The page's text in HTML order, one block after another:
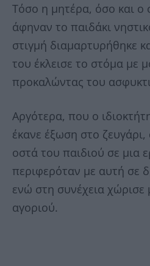
Τόσο η μητέρα, όσο και ο
άφηναν το παιδάκι
στιγμή διαμαρτυρήθηκε
του έκλεισε το στόμα με
προκαλώντας του
Αργότερα, που ο
έκανε έξωση στο
οστά του παιδιού σε μια
περιφερόταν με αυτή σε
ενώ στη συνέχεια χώρισε
αγοριού.